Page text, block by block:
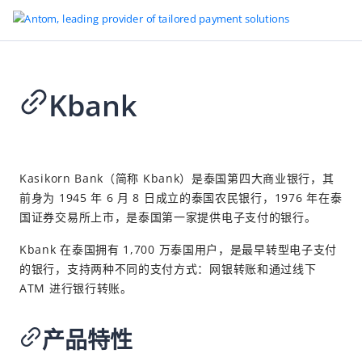
返回首页
先买后付
卡
运营商计费
现金支付
电子钱包
网银转账
Kbank
Kasikorn Bank（简称 Kbank）是泰国第四大商业银行，其
前身为 1945 年 6 月 8 日成立的泰国农民银行，1976 年在泰
国证券交易所上市，是泰国第一家提供电子支付的银行。
Kbank 在泰国拥有 1,700 万泰国用户，是最早转型电子支付
的银行，支持两种不同的支付方式：网银转账和通过线下
ATM 进行银行转账。
产品特性